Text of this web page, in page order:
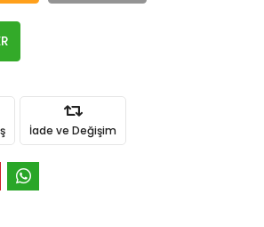
İade ve Değişim